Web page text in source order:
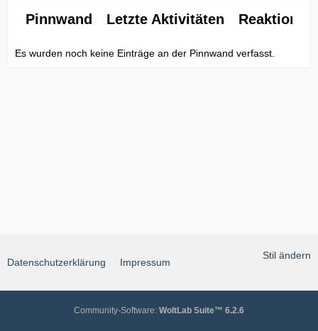
Pinnwand Letzte Aktivitäten Reaktionen
Es wurden noch keine Einträge an der Pinnwand verfasst.
Stil ändern
Datenschutzerklärung Impressum
Community-Software: WoltLab Suite™ 6.2.6